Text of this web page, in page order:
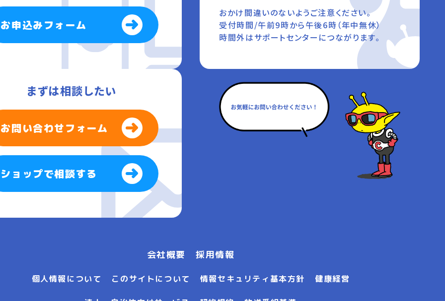
お申込みフォーム
おかけ間違いのないようご注意ください。
受付時間/午前9時から午後6時（年中無休）
時間外はサポートセンターにつながります。
まずは相談したい
お問い合わせフォーム
ショップで相談する
会社概要 採用情報
個人情報について このサイトについて 情報セキュリティ基本方針 健康経営